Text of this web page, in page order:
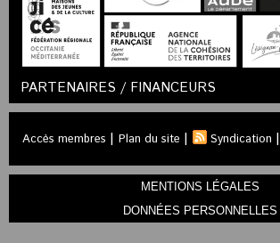
PARTENAIRES / FINANCEURS
Accès membres | Plan du site | Syndication |
MENTIONS LÉGALES
DONNÉES PERSONNELLES